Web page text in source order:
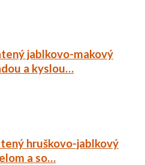
jablkovo-makový
a kyslou…
hruškovo-jablkový
a so…